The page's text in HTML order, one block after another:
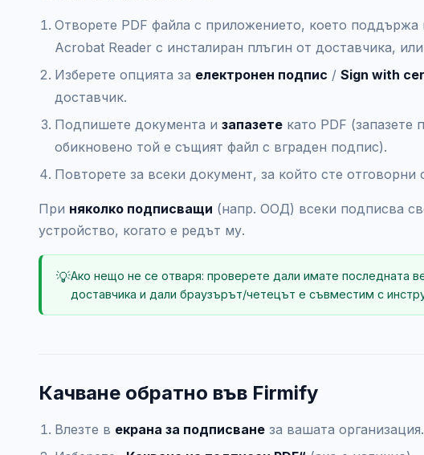
Отворете PDF файла с приложението, което
Acrobat Reader с инсталиран плъгин от доставчика,
Изберете опцията за електронен подпис / Sign with
доставчик.
Подпишете документа и запазете като PDF
обикновено той е същият файл с вграден подпис).
Повторете за всеки документ, за който сте отговорни
При няколко подписващи (напр. ООД) всеки подписва
устройство, когато е редът му.
💡Ако нещо не се отваря: проверете дали имате последната
доставчика и дали браузърът/четецът е съвместим с
Качване обратно във Firmify
Влезте в екрана за подписване за вашата организация.